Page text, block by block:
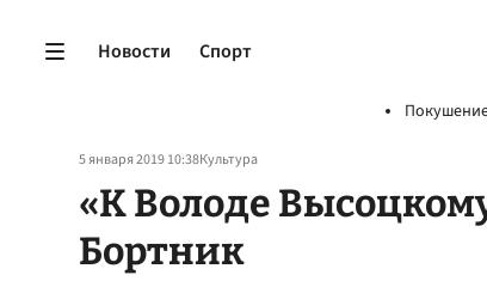
Новости Спорт
5 января 2019 10:38Культура
«К Володе
Бортник